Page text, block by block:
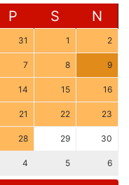
P S N
31 1 2
7 8 9
14 15 16
21 22 23
28 29 30
4 5 6